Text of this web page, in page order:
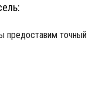
предоставим точный